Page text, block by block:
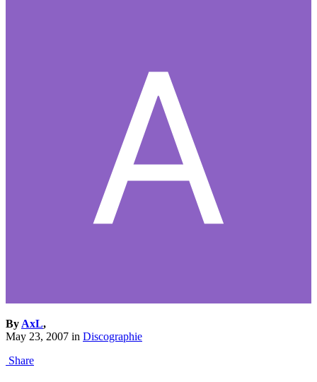
ByAxL,
May 23, 2007 in Discographie
Share